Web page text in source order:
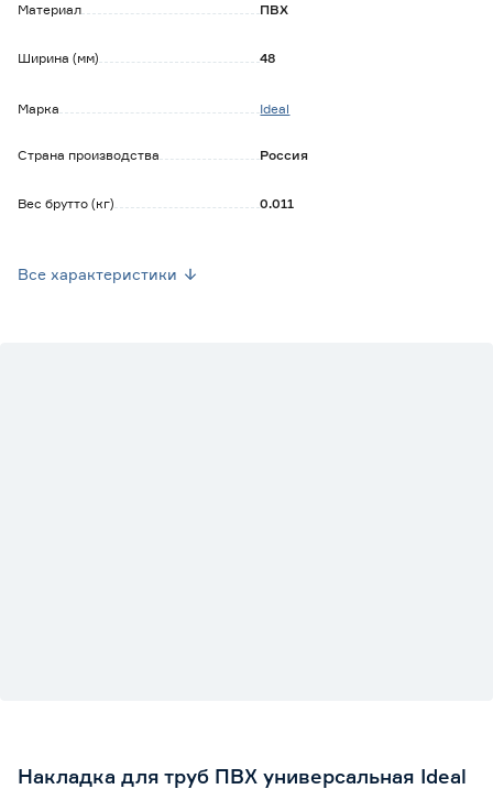
- придает отделке завершенный вид.
Материал ПВХ
Ширина (мм) 48
Марка Ideal
Страна производства Россия
Вес брутто (кг) 0.011
Все характеристики
Накладка для труб ПВХ универсальная Ideal